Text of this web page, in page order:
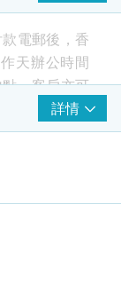
影像檢查與
您全面掌握
電郵後，香
天辦公時間
。客戶亦可
Whatsapp進
須於兩個月
查，逾期作
詳情